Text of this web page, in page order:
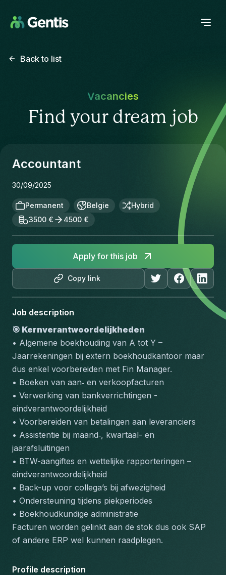
Back to list
Vacancies
Find your dream job
Accountant
30/09/2025
Permanent Belgie
Hybrid
3500 €
4500 €
Copy link
Apply for this job
Job description
🎯 Kernverantwoordelijkheden
• Algemene boekhouding van A tot Y –
Jaarrekeningen bij extern boekhoudkantoor maar
dus enkel voorbereiden met Fin Manager.
• Boeken van aan‑ en verkoopfacturen
• Verwerking van bankverrichtingen -
eindverantwoordelijkheid
• Voorbereiden van betalingen aan leveranciers
• Assistentie bij maand‑, kwartaal- en
jaarafsluitingen
• BTW-aangiftes en wettelijke rapporteringen –
eindverantwoordelijkheid
• Back-up voor collega’s bij afwezigheid
• Ondersteuning tijdens piekperiodes
• Boekhoudkundige administratie
Facturen worden gelinkt aan de stok dus ook SAP
of andere ERP wel kunnen raadplegen.
Profile description